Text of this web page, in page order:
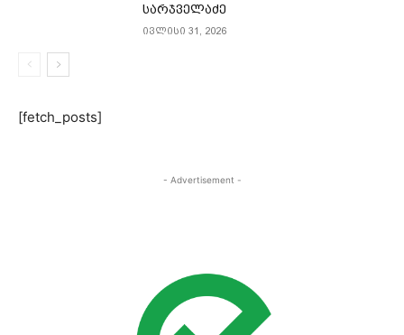
სარჯველაძე
ივლისი 31, 2026
[fetch_posts]
- Advertisement -